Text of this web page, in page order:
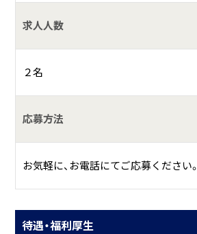
求人人数
２名
応募方法
お気軽に、お電話にてご応募ください。
待遇・福利厚生